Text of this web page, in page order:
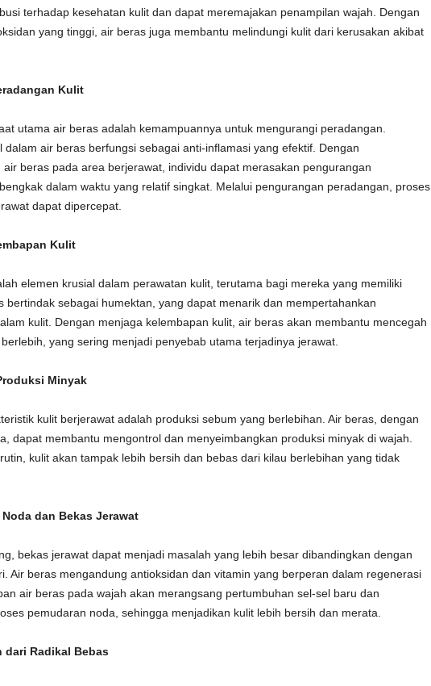
terhadap kesehatan kulit dan dapat meremajakan penampilan wajah. Dengan
yang tinggi, air beras juga membantu melindungi kulit dari kerusakan akibat
Kulit
utama air beras adalah kemampuannya untuk mengurangi peradangan.
dalam air beras berfungsi sebagai anti-inflamasi yang efektif. Dengan
air beras pada area berjerawat, individu dapat merasakan pengurangan
dalam waktu yang relatif singkat. Melalui pengurangan peradangan, proses
dapat dipercepat.
Kulit
elemen krusial dalam perawatan kulit, terutama bagi mereka yang memiliki
bertindak sebagai humektan, yang dapat menarik dan mempertahankan
kulit. Dengan menjaga kelembapan kulit, air beras akan membantu mencegah
yang sering menjadi penyebab utama terjadinya jerawat.
Minyak
kulit berjerawat adalah produksi sebum yang berlebihan. Air beras, dengan
dapat membantu mengontrol dan menyeimbangkan produksi minyak di wajah.
kulit akan tampak lebih bersih dan bebas dari kilau berlebihan yang tidak
dan Bekas Jerawat
bekas jerawat dapat menjadi masalah yang lebih besar dibandingkan dengan
Air beras mengandung antioksidan dan vitamin yang berperan dalam regenerasi
air beras pada wajah akan merangsang pertumbuhan sel-sel baru dan
pemudaran noda, sehingga menjadikan kulit lebih bersih dan merata.
dari Radikal Bebas